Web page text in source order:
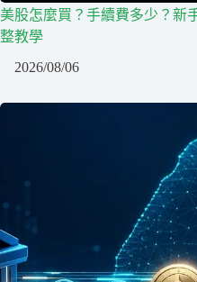
美股怎麼買？手續費多少？新
整教學
2026/08/06